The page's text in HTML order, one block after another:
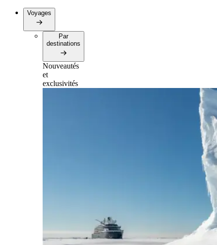
Voyages
Par
destinations
Nouveautés
et
exclusivités